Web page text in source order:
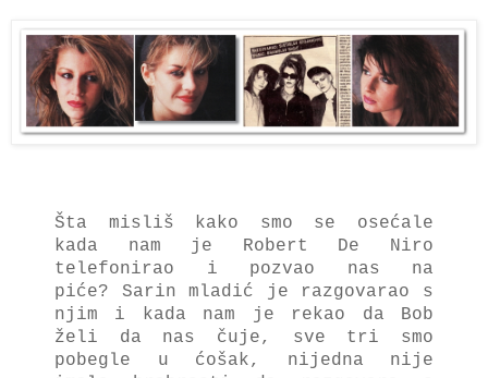
Šta misliš kako smo se osećale
kada nam je Robert De Niro
telefonirao i pozvao nas na
piće? Sarin mladić je razgovarao s
njim i kada nam je rekao da Bob
želi da nas čuje, sve tri smo
pobegle u ćošak, nijedna nije